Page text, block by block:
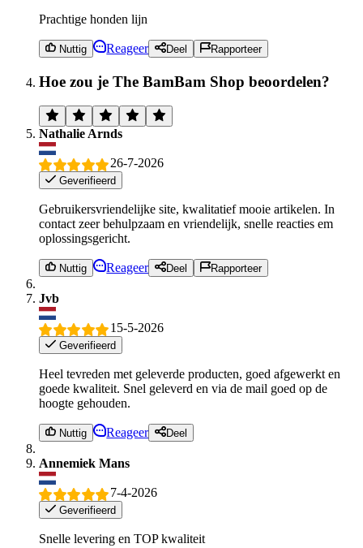
Prachtige honden lijn
Nuttig Reageer Deel Rapporteer
Hoe zou je The BamBam Shop beoordelen?
Nathalie Arnds
26-7-2026
Geverifieerd
Gebruikersvriendelijke site, kwalitatief mooie artikelen. In
contact zeer behulpzaam en vriendelijk, snelle reacties em
oplossingsgericht.
Nuttig Reageer Deel Rapporteer
Jvb
15-5-2026
Geverifieerd
Heel tevreden met geleverde producten, goed afgewerkt en
goede kwaliteit. Snel geleverd en via de mail goed op de
hoogte gehouden.
Nuttig Reageer Deel
Annemiek Mans
7-4-2026
Geverifieerd
Snelle levering en TOP kwaliteit